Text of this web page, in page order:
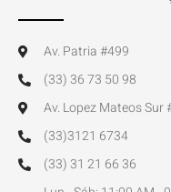
Av. Patria #499
(33) 36 73 50 98
Av. Lopez Mateos Sur
(33)3121 6734
(33) 31 21 66 36